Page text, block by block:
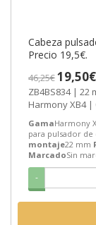
Cabeza
Precio 19,5€.
46,25€19,50€
ZB4BS834 | 22
Harmony XB4
GamaHarmony
para pulsador
montaje22 mm
MarcadoSin
-